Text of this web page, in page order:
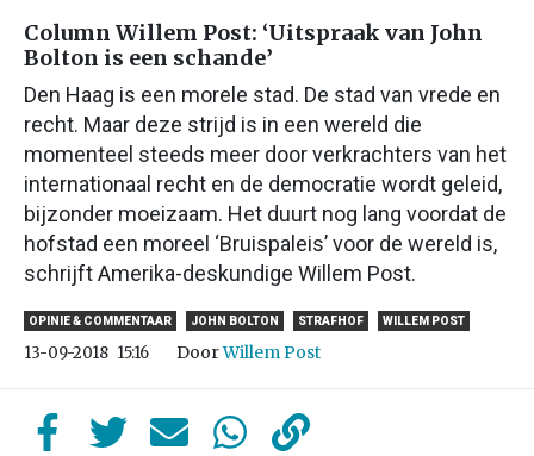
Column Willem Post: ‘Uitspraak van John
Bolton is een schande’
Den Haag is een morele stad. De stad van vrede en
recht. Maar deze strijd is in een wereld die
momenteel steeds meer door verkrachters van het
internationaal recht en de democratie wordt geleid,
bijzonder moeizaam. Het duurt nog lang voordat de
hofstad een moreel ‘Bruispaleis’ voor de wereld is,
schrijft Amerika-deskundige Willem Post.
OPINIE & COMMENTAAR JOHN BOLTON STRAFHOF WILLEM POST
13-09-2018 15:16 DoorWillem Post